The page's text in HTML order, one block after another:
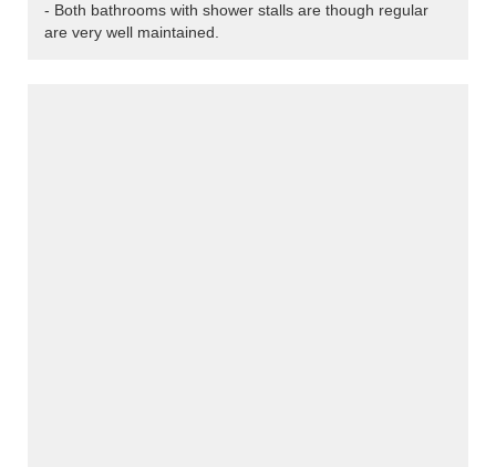
- Both bathrooms with shower stalls are though regular
are very well maintained.